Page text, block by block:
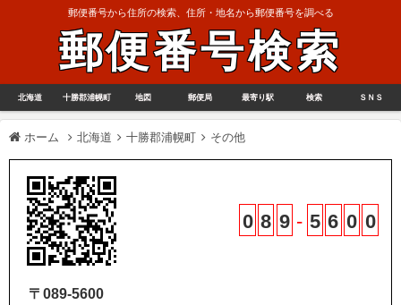
郵便番号から住所の検索、住所・地名から郵便番号を調べる
郵便番号検索
北海道 十勝郡浦幌町 地図 郵便局 最寄り駅 検索 ＳＮＳ
ホーム 北海道 十勝郡浦幌町 その他
0 8 9 - 5 6 0 0
〒089-5600